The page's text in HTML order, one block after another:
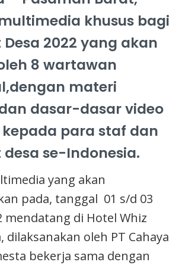
khusus bagi
2022 yang akan
8 wartawan
materi
dasar-dasar video
para staf dan
se-Indonesia.
yang akan
pada, tanggal 01 s/d 03
mendatang di Hotel Whiz
dilaksanakan oleh PT Cahaya
bekerja sama dengan